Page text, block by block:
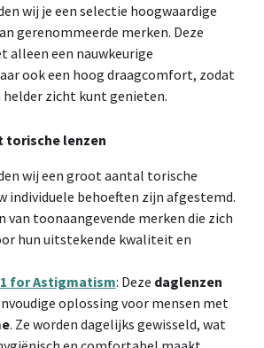
wij je een selectie hoogwaardige
gerenommeerde merken. Deze
alleen een nauwkeurige
ook een hoog draagcomfort, zodat
helder zicht kunt genieten.
torische lenzen
wij een groot aantal torische
individuele behoeften zijn afgestemd.
van toonaangevende merken die zich
hun uitstekende kwaliteit en
for Astigmatism: Deze daglenzen
oplossing voor mensen met
. Ze worden dagelijks gewisseld, wat